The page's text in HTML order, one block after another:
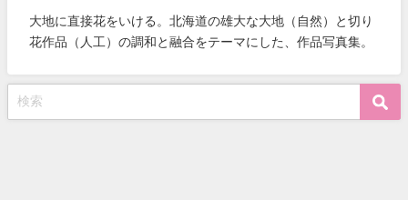
大地に直接花をいける。北海道の雄大な大地（自然）と切り
花作品（人工）の調和と融合をテーマにした、作品写真集。